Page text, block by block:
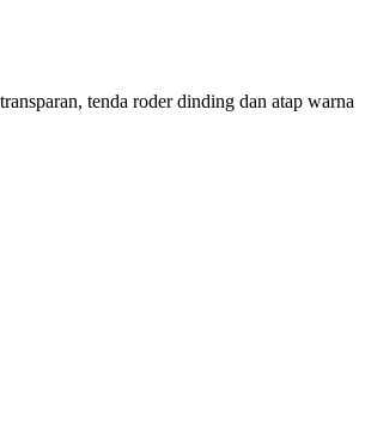
tenda roder dinding dan atap warna